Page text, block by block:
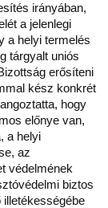
irányában,
a jelenlegi
a helyi termelés
tárgyalt uniós
erősíteni
kész konkrét
hogy
előnye van,
a helyi
az
védelmének
biztos